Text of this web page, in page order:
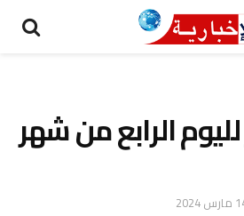
لليوم الرابع من شهر
2024